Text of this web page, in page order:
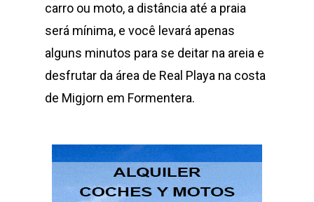
carro ou moto, a distância até a praia
será mínima, e você levará apenas
alguns minutos para se deitar na areia e
desfrutar da área de Real Playa na costa
de Migjorn em Formentera.